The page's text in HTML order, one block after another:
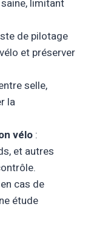
limitant
de pilotage
et préserver
selle,
la
vélo :
et autres
en cas de
étude